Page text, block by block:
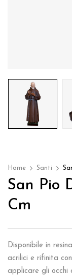
Home Santi
San Pio
Cm
Disponibile in
acrilici e rifinita
applicare gli occhi